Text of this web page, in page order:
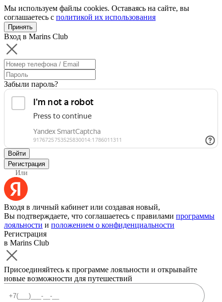
Мы используем файлы cookies. Оставаясь на сайте, вы
соглашаетесь с политикой их использования
Принять
Вход в Marins Club
Забыли пароль?
Войти
Регистрация
Или
Входя в личный кабинет или создавая новый,
Вы подтверждаете, что соглашаетесь с правилами программы
лояльности и положением о конфиденциальности
Регистрация
в Marins Club
Присоединяйтесь к программе лояльности и открывайте
новые возможности для путешествий